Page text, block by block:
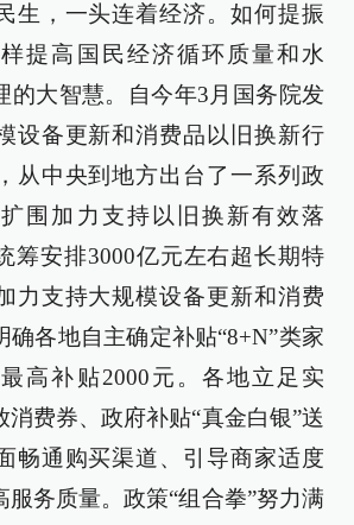
生，一头连着经济。如何提振
提高国民经济循环质量和水
的大智慧。自今年3月国务院发
设备更新和消费品以旧换新行
从中央到地方出台了一系列政
围加力支持以旧换新有效落
筹安排3000亿元左右超长期特
力支持大规模设备更新和消费
确各地自主确定补贴“8+N”类家
高补贴2000元。各地立足实
消费券、政府补贴“真金白银”送
畅通购买渠道、引导商家适度
服务质量。政策“组合拳”努力满